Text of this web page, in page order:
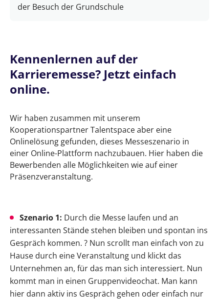
der Besuch der Grundschule
Kennenlernen auf der
Karrieremesse? Jetzt einfach
online.
Wir haben zusammen mit unserem
Kooperationspartner Talentspace aber eine
Onlinelösung gefunden, dieses Messeszenario in
einer Online-Plattform nachzubauen. Hier haben die
Bewerbenden alle Möglichkeiten wie auf einer
Präsenzveranstaltung.
Szenario 1: Durch die Messe laufen und an
interessanten Stände stehen bleiben und spontan ins
Gespräch kommen. ? Nun scrollt man einfach von zu
Hause durch eine Veranstaltung und klickt das
Unternehmen an, für das man sich interessiert. Nun
kommt man in einen Gruppenvideochat. Man kann
hier dann aktiv ins Gespräch gehen oder einfach nur